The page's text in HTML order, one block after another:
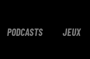
PODCASTS JEUX